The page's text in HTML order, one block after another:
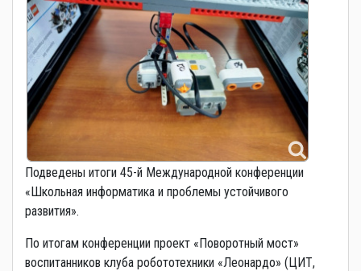
Подведены итоги 45-й Международной конференции
«Школьная информатика и проблемы устойчивого
развития».
По итогам конференции проект «Поворотный мост»
воспитанников клуба робототехники «Леонардо» (ЦИТ,